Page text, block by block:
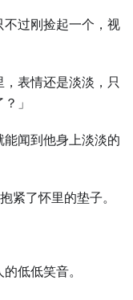
过刚捡起一个，视
表情还是淡淡，只
」
闻到他身上淡淡的
紧了怀里的垫子。
低低笑音。